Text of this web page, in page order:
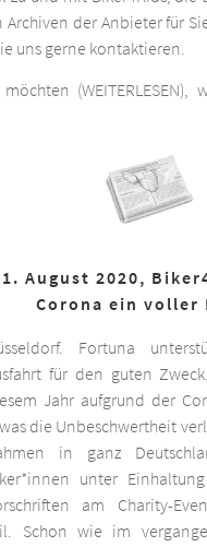
der Anbieter für
uns gerne kontaktieren.
August 2020,
Corona ein voller
Fortuna
für den guten
Jahr aufgrund der
die Unbeschwertheit
in ganz
unter
am Charity-
Schon wie im